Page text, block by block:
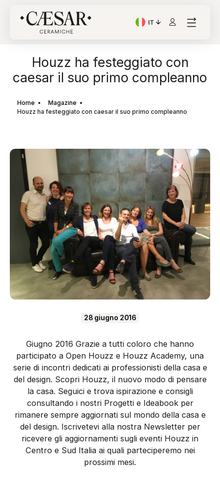
IT
Lingua corrente:
Houzz ha festeggiato con
caesar il suo primo compleanno
Home
Magazine
Houzz ha festeggiato con caesar il suo primo compleanno
28 giugno 2016
Giugno 2016 Grazie a tutti coloro che hanno
participato a Open Houzz e Houzz Academy, una
serie di incontri dedicati ai professionisti della casa e
del design. Scopri Houzz, il nuovo modo di pensare
la casa. Seguici e trova ispirazione e consigli
consultando i nostri Progetti e Ideabook per
rimanere sempre aggiornati sul mondo della casa e
del design. Iscrivetevi alla nostra Newsletter per
ricevere gli aggiornamenti sugli eventi Houzz in
Centro e Sud Italia ai quali parteciperemo nei
prossimi mesi.